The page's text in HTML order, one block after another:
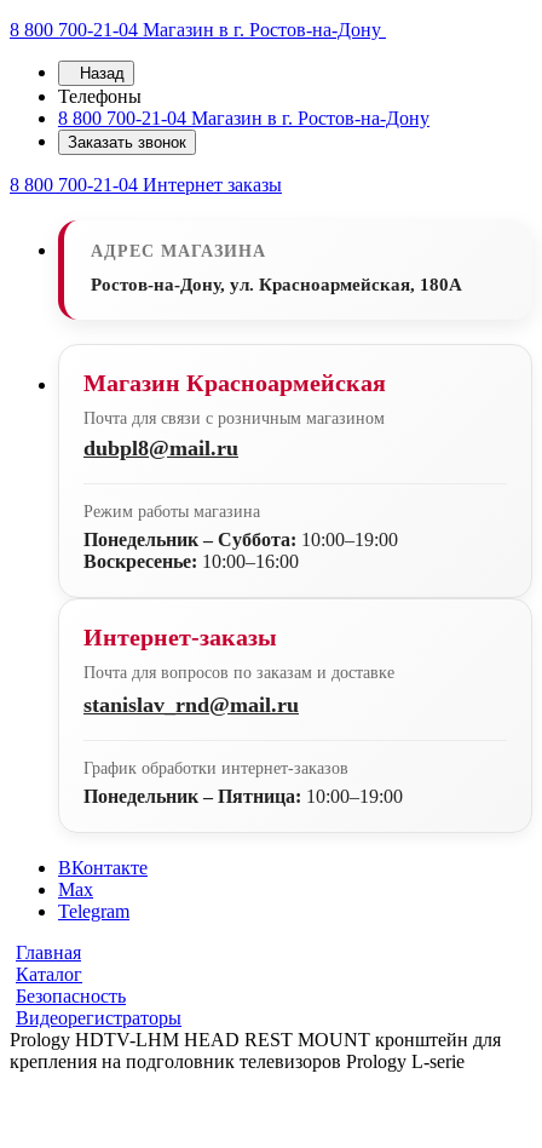
8 800 700-21-04 Магазин в г. Ростов-на-Дону
Назад
Телефоны
8 800 700-21-04 Магазин в г. Ростов-на-Дону
Заказать звонок
8 800 700-21-04 Интернет заказы
АДРЕС МАГАЗИНА
Ростов-на-Дону, ул. Красноармейская, 180А
Магазин Красноармейская
Почта для связи с розничным магазином
dubpl8@mail.ru
Режим работы магазина
Понедельник – Суббота: 10:00–19:00
Воскресенье: 10:00–16:00
Интернет-заказы
Почта для вопросов по заказам и доставке
stanislav_rnd@mail.ru
График обработки интернет-заказов
Понедельник – Пятница: 10:00–19:00
ВКонтакте
Max
Telegram
Главная
Каталог
Безопасность
Видеорегистраторы
Prology HDTV-LHM HEAD REST MOUNT кронштейн для
крепления на подголовник телевизоров Prology L-serie